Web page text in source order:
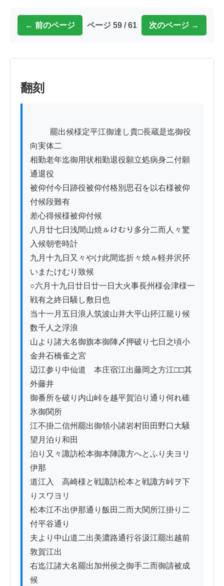
← 前のページ ページ 59 / 61 次のページ →
翻刻
向実体二
相勤老年迄御用状相勤退役願立処病身二付願
通退役
被仰付今日跡役被仰付格別思召を以右様被仰
付候段難有
差心得候様被仰付候
八月廿七日浅間山焼ㇽけむり多分二而人々驚
入候朝壱時計
九月十九日又々やけ此間迄折々焼ㇽ軽井沢抔
いまたけむり致候
○六月十九日廿日廿一日大火事長州様会津様一
戦有之終日騒し敷日也
当十一月五日浪人筑波山并大平山抔江籠り候
数千人之浮浪
山より諸大名御旗本御陣〆押破り七日之頃小
金井石橋雀之宮
辺江参り中仙道　本庄宿江出藤岡之方江□□其
外藤井
御番所を破り内山峠を越平賀泊り通り何れ碓
氷御関所
江不掛二信州罷出御領小諸岩村田田野口大騒
望月泊り和田
泊り又々諏訪松本御本陣諏方へとふり夫ヨリ
伊那
道江入　高崎様と戦諏訪松本と戦諏方峠ヲ下
りスワヨリ
松本江不出伊那通り飯田二而大関所江掛り二
付平谷通り
夫より中山道二出美濃路通行谷汲江罷出越前
敦賀江出
右迄江諸大名罷出加州侯之御手二而御請被成
候